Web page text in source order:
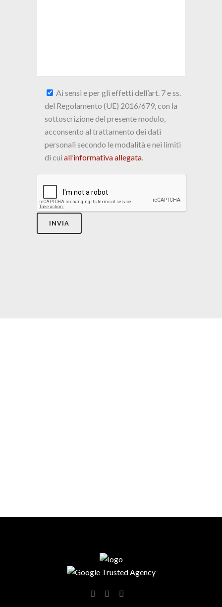
Ai sensi e per gli effetti dell’art. 7 e ss.
del Regolamento (UE) 2016/679, con la
sottoscrizione del presente modulo,
acconsento al trattamento dei dati
personali secondo le modalità e nei limiti
di cui all’informativa allegata.